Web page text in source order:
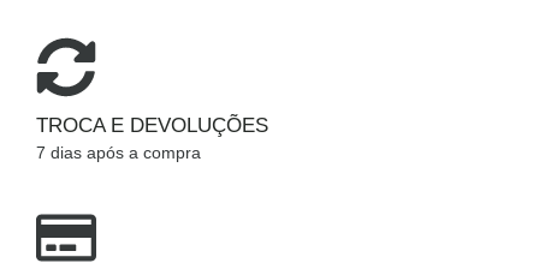
TROCA E DEVOLUÇÕES
7 dias após a compra